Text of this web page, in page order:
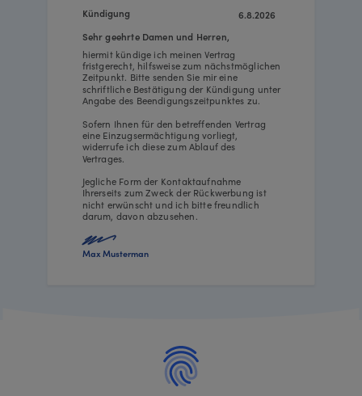
6.8.2026
hiermit kündige ich meinen Vertrag
fristgerecht, hilfsweise zum nächstmöglichen
Zeitpunkt. Bitte senden Sie mir eine
schriftliche Bestätigung der Kündigung unter
Angabe des Beendigungszeitpunktes zu.
Sofern Ihnen für den betreffenden Vertrag
eine Einzugsermächtigung vorliegt,
widerrufe ich diese zum Ablauf des
Vertrages.
Jegliche Form der Kontaktaufnahme
Ihrerseits zum Zweck der Rückwerbung ist
nicht erwünscht und ich bitte freundlich
darum, davon abzusehen.
Sehr geehrte Damen und Herren,
Kündigung
Max Musterman